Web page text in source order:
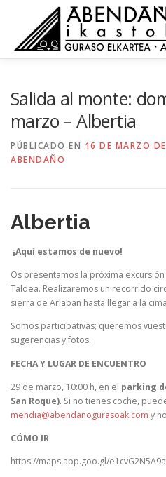
contenido
Salida al monte:
marzo – Albertia
PÚBLICADO EN 16 DE MARZO
ABENDAÑO
Albertia
¡Aquí estamos de nuevo!
Os presentamos la próxima
Taldea. Realizaremos un recorrido
sierra de Arlaban hasta llegar a la
Somos participativas; queremos
sugerencias y fotos.
FECHA Y LUGAR DE ENCUENTRO
29 de marzo, 10:00 h, en el parking
San Roque). Si no tienes coche,
mendia@abendanogurasoak.com y
CÓMO IR
https://maps.app.goo.gl/